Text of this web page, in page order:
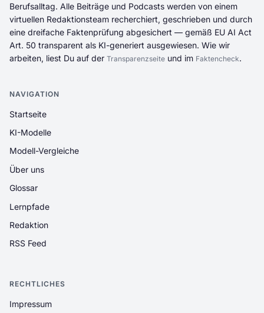
Berufsalltag. Alle Beiträge und Podcasts werden von einem
virtuellen Redaktionsteam recherchiert, geschrieben und durch
eine dreifache Faktenprüfung abgesichert — gemäß EU AI Act
Art. 50 transparent als KI-generiert ausgewiesen. Wie wir
arbeiten, liest Du auf der Transparenzseite und im Faktencheck.
NAVIGATION
Startseite
KI-Modelle
Modell-Vergleiche
Über uns
Glossar
Lernpfade
Redaktion
RSS Feed
RECHTLICHES
Impressum